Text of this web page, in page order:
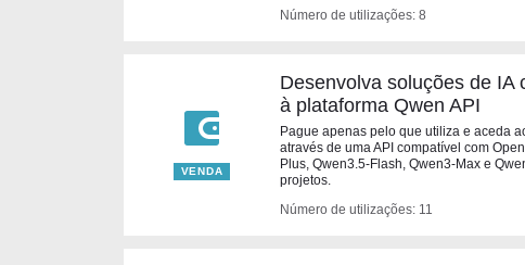
Número de utilizações: 8
VENDA
Desenvolva soluções de IA
à plataforma Qwen API
Pague apenas pelo que utiliza e aceda
através de uma API compatível com
Plus, Qwen3.5-Flash, Qwen3-Max e
projetos.
Número de utilizações: 11